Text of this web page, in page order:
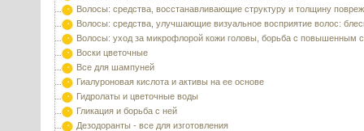
Волосы: средства, восстанавливающие структуру и толщину
Волосы: средства, улучшающие визуальное восприятие волос:
Волосы: уход за микрофлорой кожи головы, борьба с повышенным
Воски цветочные
Все для шампуней
Гиалуроновая кислота и активы на ее основе
Гидролаты и цветочные воды
Гликация и борьба с ней
Дезодоранты - все для изготовления